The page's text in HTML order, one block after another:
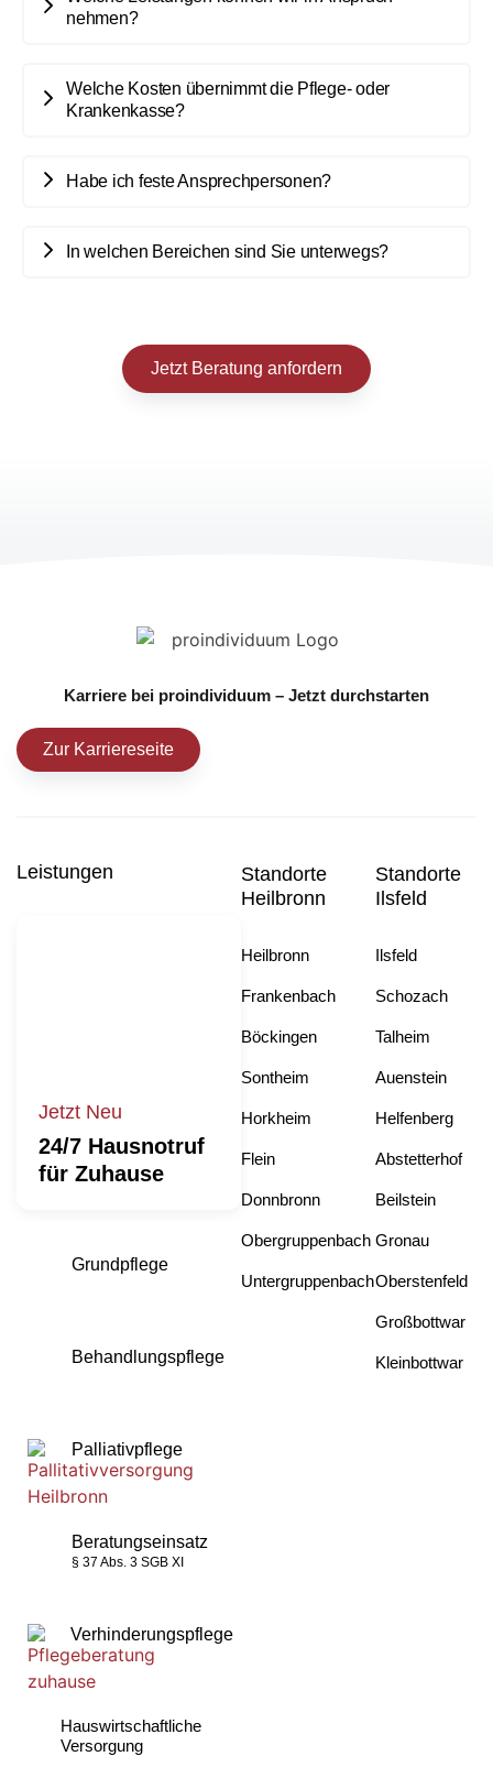
nehmen?
Welche Kosten übernimmt die Pflege- oder
Krankenkasse?
Habe ich feste Ansprechpersonen?
In welchen Bereichen sind Sie unterwegs?
Jetzt Beratung anfordern
Karriere bei proindividuum – Jetzt durchstarten
Zur Karriereseite
Leistungen
Jetzt Neu
24/7 Hausnotruf
für Zuhause
Grundpflege
Behandlungspflege
Palliativpflege
Beratungseinsatz
§ 37 Abs. 3 SGB XI
Verhinderungspflege
Hauswirtschaftliche
Versorgung
Standorte
Heilbronn
Heilbronn
Frankenbach
Böckingen
Sontheim
Horkheim
Flein
Donnbronn
Obergruppenbach
Untergruppenbach
Standorte
Ilsfeld
Ilsfeld
Schozach
Talheim
Auenstein
Helfenberg
Abstetterhof
Beilstein
Gronau
Oberstenfeld
Großbottwar
Kleinbottwar